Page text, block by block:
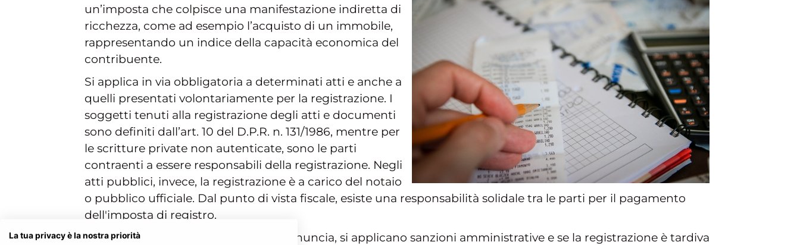
un’imposta che colpisce una manifestazione indiretta di
ricchezza, come ad esempio l’acquisto di un immobile,
rappresentando un indice della capacità economica del
contribuente.
Si applica in via obbligatoria a determinati atti e anche a
quelli presentati volontariamente per la registrazione. I
soggetti tenuti alla registrazione degli atti e documenti
sono definiti dall’art. 10 del D.P.R. n. 131/1986, mentre per
le scritture private non autenticate, sono le parti
contraenti a essere responsabili della registrazione. Negli
atti pubblici, invece, la registrazione è a carico del notaio
o pubblico ufficiale. Dal punto di vista fiscale, esiste una responsabilità solidale tra le parti per il pagamento
dell'imposta di registro.
In caso di mancata registrazione o denuncia, si applicano sanzioni amministrative e se la registrazione è tardiva
La tua privacy è la nostra priorità